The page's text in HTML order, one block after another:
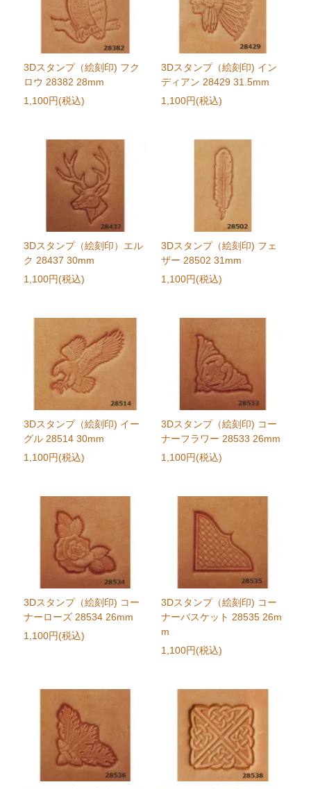
3Dスタンプ（絵刻印) フク
ロウ 28382 28mm
1,100円(税込)
3Dスタンプ（絵刻印) イン
ディアン 28429 31.5mm
1,100円(税込)
3Dスタンプ（絵刻印）エル
ク 28437 30mm
1,100円(税込)
3Dスタンプ（絵刻印) フェ
ザー 28502 31mm
1,100円(税込)
3Dスタンプ（絵刻印) イー
グル 28514 30mm
1,100円(税込)
3Dスタンプ（絵刻印) コー
ナーフラワー 28533 26mm
1,100円(税込)
3Dスタンプ（絵刻印) コー
ナーローズ 28534 26mm
1,100円(税込)
3Dスタンプ（絵刻印) コー
ナーバスケット 28535 26m
m
1,100円(税込)